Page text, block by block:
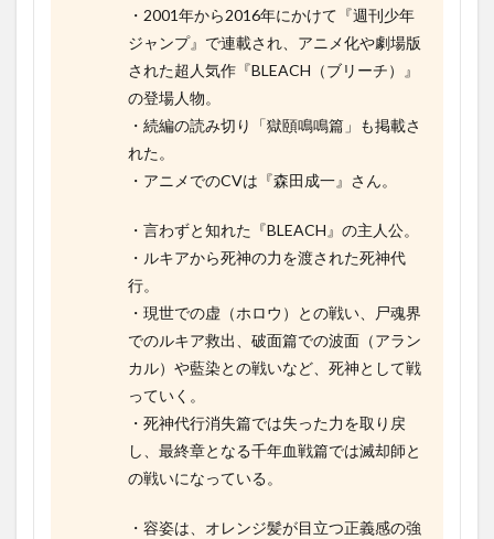
・2001年から2016年にかけて『週刊少年
ジャンプ』で連載され、アニメ化や劇場版
された超人気作『BLEACH（ブリーチ）』
の登場人物。
・続編の読み切り「獄頤鳴鳴篇」も掲載さ
れた。
・アニメでのCVは『森田成一』さん。
・言わずと知れた『BLEACH』の主人公。
・ルキアから死神の力を渡された死神代
行。
・現世での虚（ホロウ）との戦い、尸魂界
でのルキア救出、破面篇での波面（アラン
カル）や藍染との戦いなど、死神として戦
っていく。
・死神代行消失篇では失った力を取り戻
し、最終章となる千年血戦篇では滅却師と
の戦いになっている。
・容姿は、オレンジ髪が目立つ正義感の強